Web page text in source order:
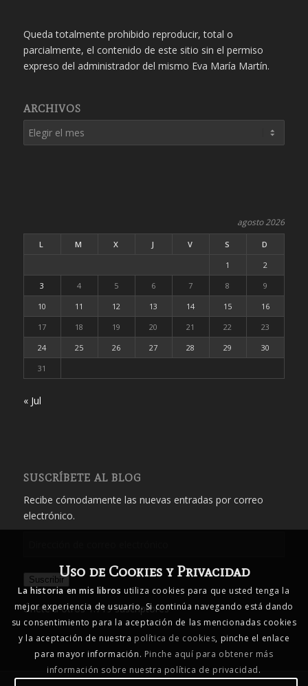
Queda totalmente prohibido reproducir, total o
parcialmente, el contenido de este sitio sin el permiso
expreso del administrador del mismo Eva María Martín.
ARCHIVOS
agosto 2026
L M X J V S
D
1
2
3
4 5 6 7 8
9
10
11 12 13 14 15
16
17
18 19 20 21 22
23
24
25 26 27 28 29
30
31
« Jul
SUSCRÍBETE AL BLOG
Recibe cómodamente las nuevas entradas por correo
electrónico.
correo
electrónico
Suscribir
Únete a otros 1.719 suscriptores
Uso de Cookies y Privacidad
La historia en mis libros utiliza cookies para que usted tenga la
mejor experiencia de usuario. Si continúa navegando está dando
su consentimiento para la aceptación de las mencionadas cookies
y la aceptación de nuestra política de cookies, pinche el enlace
para mayor información. Pinche aquí para obtener más
información sobre nuestra política de privacidad.